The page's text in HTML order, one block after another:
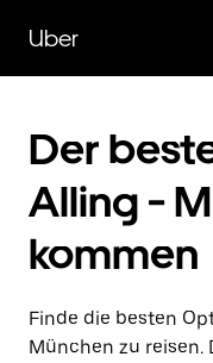
zum
Hauptinhalt
Uber
Der
Alling -
kommen
Finde die besten
München zu